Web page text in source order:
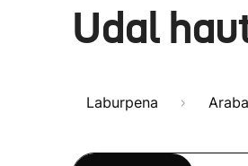
Udal
Laburpena Araba